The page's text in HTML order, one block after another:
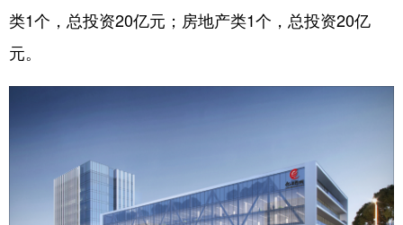
陕西 甘肃 青海 宁夏
多语种频道
English Español Français عربى
Русский язык 日本語 한국어
类1个，总投资20亿元；房地产类1个，总投资20亿
元。